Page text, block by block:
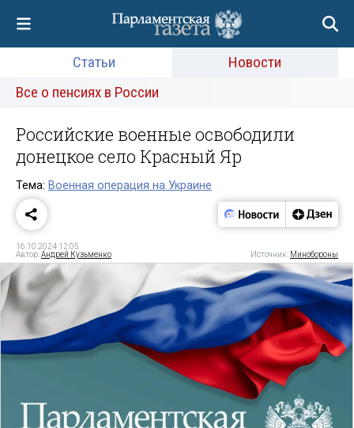
Статьи
Новости
Все о пенсиях в России
Российские военные освободили
донецкое село Красный Яр
Тема: Военная операция на Украине
16.10.2024 12:05
Автор:Андрей Кузьменко Источник: Минобороны